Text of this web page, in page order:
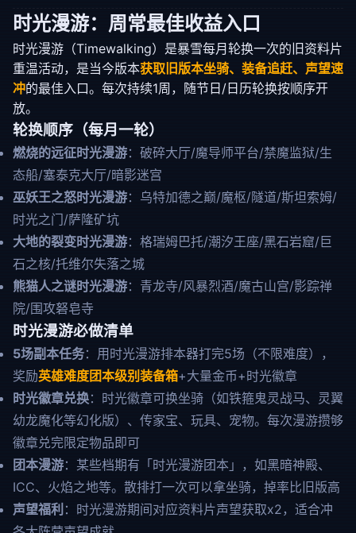
时光漫游：周常最佳收益入口
时光漫游（Timewalking）是暴雪每月轮换一次的旧资料片
重温活动，是当今版本获取旧版本坐骑、装备追赶、声望速
冲的最佳入口。每次持续1周，随节日/日历轮换按顺序开
放。
轮换顺序（每月一轮）
燃烧的远征时光漫游：破碎大厅/魔导师平台/禁魔监狱/生
态船/塞泰克大厅/暗影迷宫
巫妖王之怒时光漫游：乌特加德之巅/魔枢/隧道/斯坦索姆/
时光之门/萨隆矿坑
大地的裂变时光漫游：格瑞姆巴托/潮汐王座/黑石岩窟/巨
石之核/托维尔失落之城
熊猫人之谜时光漫游：青龙寺/风暴烈酒/魔古山宫/影踪禅
院/围攻砮皂寺
时光漫游必做清单
5场副本任务：用时光漫游排本器打完5场（不限难度），
奖励英雄难度团本级别装备箱+大量金币+时光徽章
时光徽章兑换：时光徽章可换坐骑（如铁箍鬼灵战马、灵翼
幼龙魔化等幻化版）、传家宝、玩具、宠物。每次漫游攒够
徽章兑完限定物品即可
团本漫游：某些档期有「时光漫游团本」，如黑暗神殿、
ICC、火焰之地等。散排打一次可以拿坐骑，掉率比旧版高
声望福利 ：时光漫游期间对应资料片声望获取x2，适合冲